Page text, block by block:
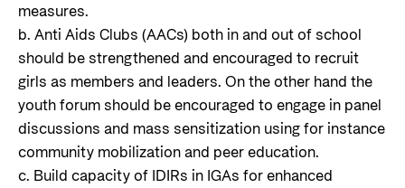
measures.
b. Anti Aids Clubs (AACs) both in and out of school
should be strengthened and encouraged to recruit
girls as members and leaders. On the other hand the
youth forum should be encouraged to engage in panel
discussions and mass sensitization using for instance
community mobilization and peer education.
c. Build capacity of IDIRs in IGAs for enhanced